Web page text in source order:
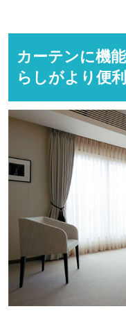
カーテンに機
らしがより便